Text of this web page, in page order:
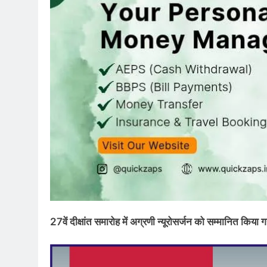
27वें दीक्षांत समारोह में अग्रणी न्यूरोसर्जन को सम्मानित किया